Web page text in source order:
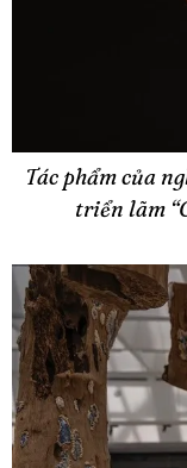
Tác phẩm của
triển lãm